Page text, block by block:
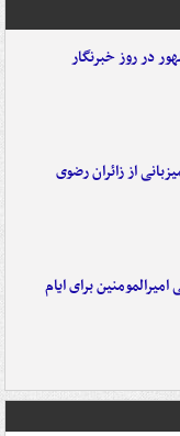
در روز خبرنگار
از زائران رضوی
برای ایام